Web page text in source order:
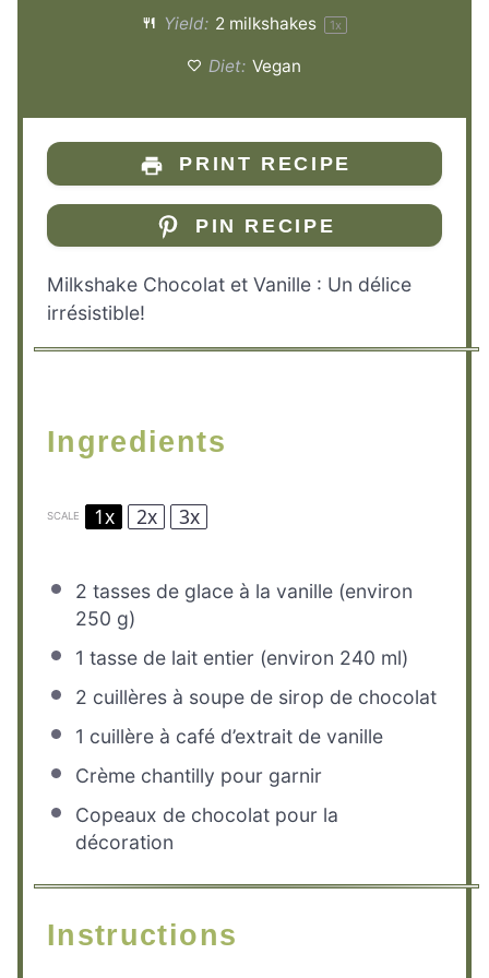
Yield: 2milkshakes 1x
Diet: Vegan
PRINT RECIPE
PIN RECIPE
Milkshake Chocolat et Vanille : Un délice
irrésistible!
Ingredients
SCALE 1x 2x 3x
2 tasses de glace à la vanille (environ
250 g)
1 tasse de lait entier (environ 240 ml)
2 cuillères à soupe de sirop de chocolat
1 cuillère à café d’extrait de vanille
Crème chantilly pour garnir
Copeaux de chocolat pour la
décoration
Instructions